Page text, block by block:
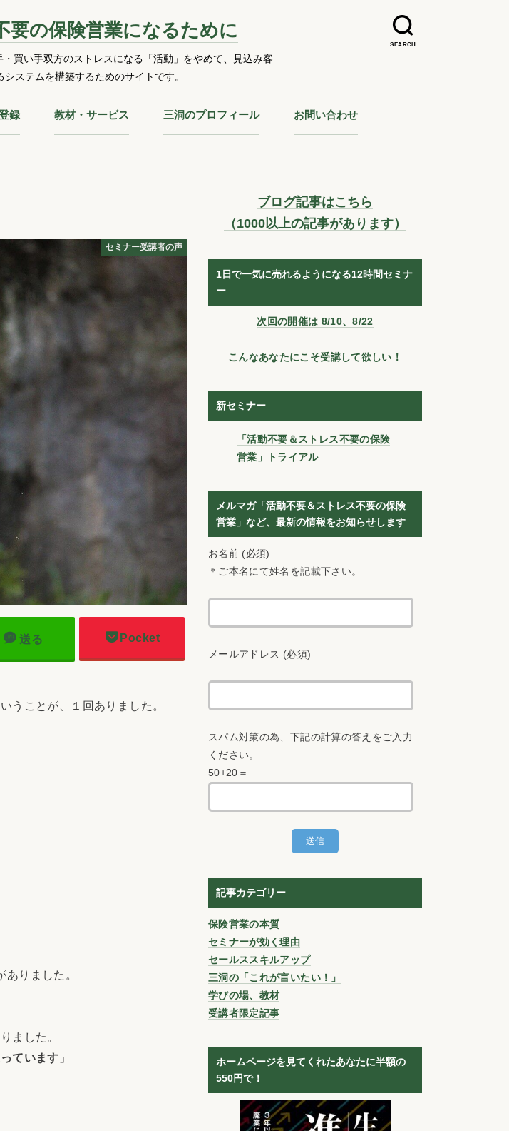
SEARCH
要の保険営業になるために
買い手双方のストレスになる「活動」をやめて、見込み客
ステムを構築するためのサイトです。
録 教材・サービス 三洞のプロフィール お問い合わせ
セミナー受講者の声
送る Pocket
うことが、１回ありました。
りました。
ました。
ています 」
ブログ記事はこちら
（1000以上の記事があります）
1日で一気に売れるようになる12時間セミナ
ー
次回の開催は 8/10、8/22
こんなあなたにこそ受講して欲しい！
新セミナー
「活動不要＆ストレス不要の保険
営業」トライアル
メルマガ「活動不要＆ストレス不要の保険
営業」など、最新の情報をお知らせします
お名前 (必須)
＊ご本名にて姓名を記載下さい。
メールアドレス (必須)
スパム対策の為、下記の計算の答えをご入力
ください。
50+20＝
記事カテゴリー
保険営業の本質
セミナーが効く理由
セールススキルアップ
三洞の「これが言いたい！」
学びの場、教材
受講者限定記事
ホームページを見てくれたあなたに半額の
550円で！